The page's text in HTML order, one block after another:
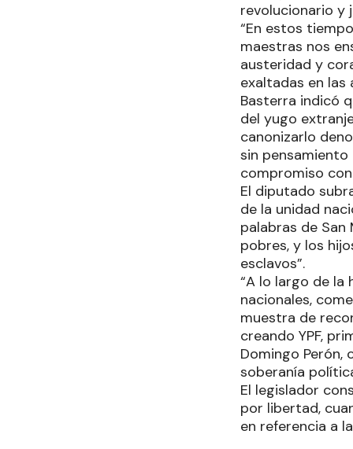
revolucionario y
“En estos
maestras nos
austeridad y
exaltadas en
Basterra indicó
del yugo
canonizarlo
sin
compromiso
El diputado
de la unidad
palabras de
pobres, y los
esclavos”.
“A lo largo de
nacionales,
muestra de
creando YPF,
Domingo Perón,
soberanía
El legislador
por libertad,
en referencia a